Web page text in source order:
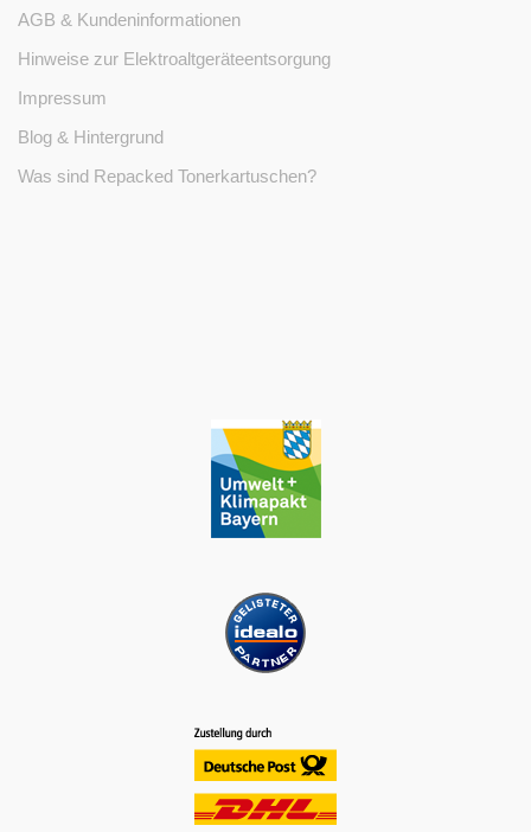
AGB & Kundeninformationen
Hinweise zur Elektroaltgeräteentsorgung
Impressum
Blog & Hintergrund
Was sind Repacked Tonerkartuschen?